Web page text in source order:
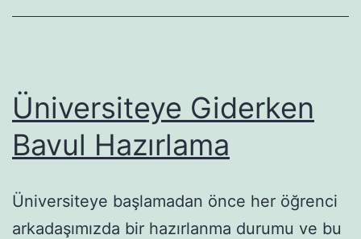
Üniversiteye Giderken
Bavul Hazırlama
Üniversiteye başlamadan önce her öğrenci
arkadaşımızda bir hazırlanma durumu ve bu